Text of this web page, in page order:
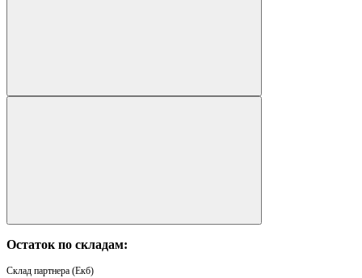
Остаток по складам:
Склад партнера (Екб)